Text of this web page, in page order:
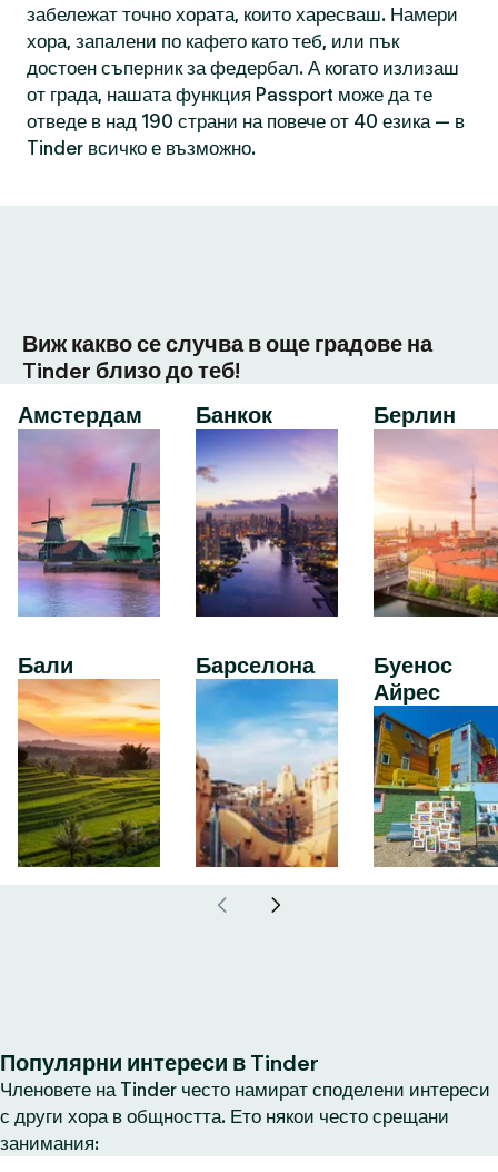
забележат точно хората, които харесваш. Намери
хора, запалени по кафето като теб, или пък
достоен съперник за федербал. А когато излизаш
от града, нашата функция Passport може да те
отведе в над 190 страни на повече от 40 езика — в
Tinder всичко е възможно.
Виж какво се случва в още градове на
Tinder близо до теб!
Амстердам
Бали
Банкок
Барселона
Берлин
Буенос
Айрес
Популярни интереси в Tinder
Членовете на Tinder често намират споделени интереси
с други хора в общността. Ето някои често срещани
занимания: